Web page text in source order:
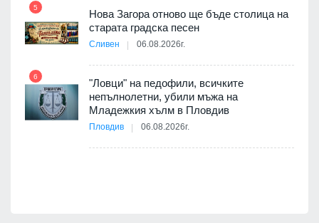
5
Нова Загора отново ще бъде столица на
старата градска песен
Сливен 06.08.2026г.
6
"Ловци" на педофили, всичките
непълнолетни, убили мъжа на
Младежкия хълм в Пловдив
Пловдив 06.08.2026г.